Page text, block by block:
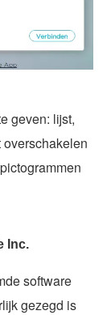
geven: lijst,
Inc.
software
gezegd is